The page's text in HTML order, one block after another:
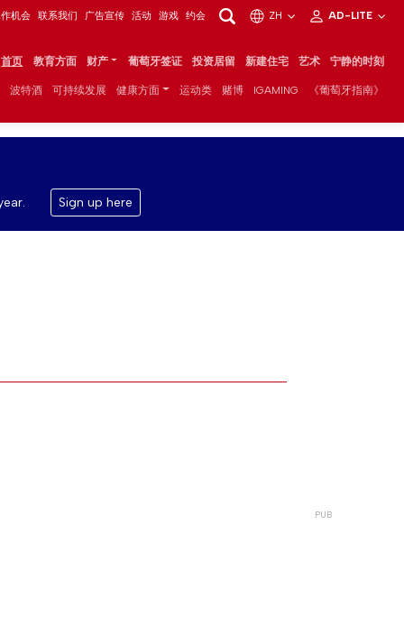
机会 联系我们 广告宣传 活动 游戏 约会 ZH AD-LITE
首页 教育方面 财产 葡萄牙签证 投资居留 新建住宅 艺术 宁静的时刻
波特酒 可持续发展 健康方面 运动类 赌博 IGAMING 《葡萄牙指南》
Sign up here